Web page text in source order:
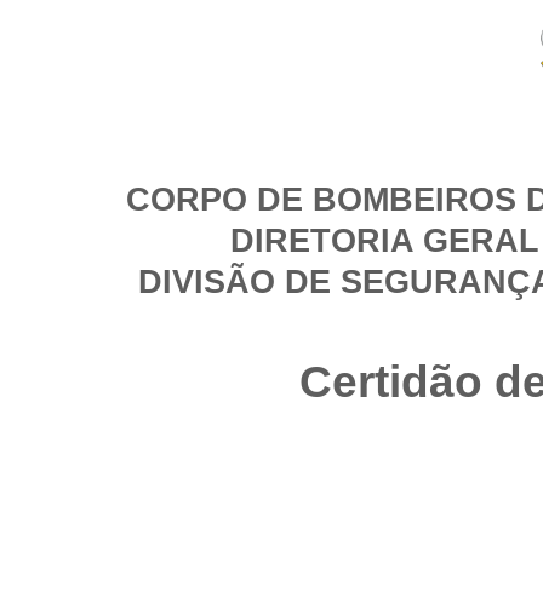
CORPO DE BOMBEIROS
DIRETORIA
DIVISÃO DE
Certidão